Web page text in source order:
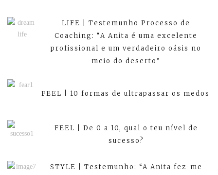
LIFE | Testemunho Processo de
Coaching: “A Anita é uma excelente
profissional e um verdadeiro oásis no
meio do deserto”
FEEL | 10 formas de ultrapassar os medos
FEEL | De 0 a 10, qual o teu nível de
sucesso?
STYLE | Testemunho: “A Anita fez-me